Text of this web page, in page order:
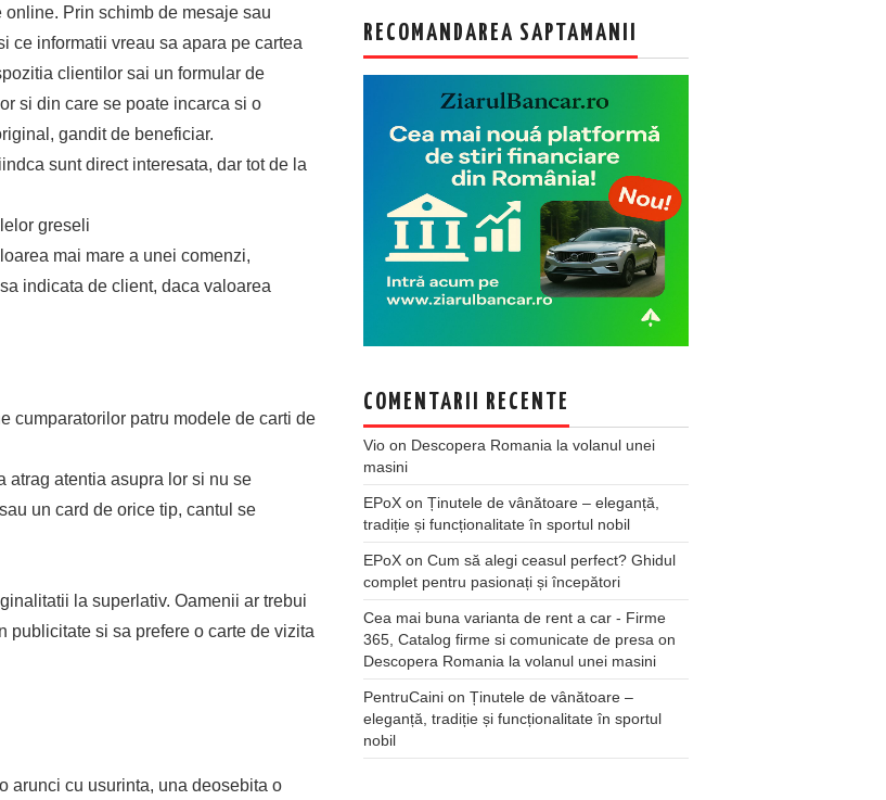
Prin schimb de mesaje sau
ce informatii vreau sa apara pe cartea
clientilor sai un formular de
si din care se poate incarca si o
gandit de beneficiar.
sunt direct interesata, dar tot de la
greseli
mai mare a unei comenzi,
indicata de client, daca valoarea
cumparatorilor patru modele de carti de
atrag atentia asupra lor si nu se
un card de orice tip, cantul se
la superlativ. Oamenii ar trebui
publicitate si sa prefere o carte de vizita
arunci cu usurinta, una deosebita o
RECOMANDAREA SAPTAMANII
COMENTARII RECENTE
Vio on Descopera Romania la volanul unei
masini
EPoX on Ținutele de vânătoare – eleganță,
tradiție și funcționalitate în sportul nobil
EPoX on Cum să alegi ceasul perfect? Ghidul
complet pentru pasionați și începători
Cea mai buna varianta de rent a car - Firme
365, Catalog firme si comunicate de presa on
Descopera Romania la volanul unei masini
PentruCaini on Ținutele de vânătoare –
eleganță, tradiție și funcționalitate în sportul
nobil